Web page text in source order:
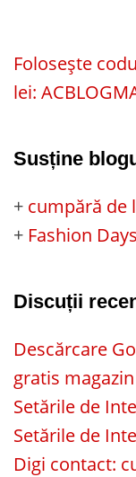
Folosește
lei:
Susține
+ cumpără de
+ Fashion Days
Discuții
Descărcare
gratis
Setările de
Setările de
Digi contact: